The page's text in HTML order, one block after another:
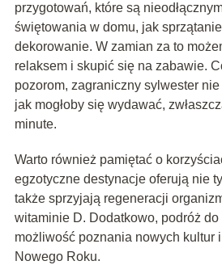
przygotowań, które są
świętowania w domu, jak
dekorowanie. W zamian za to
relaksem i skupić się na zabawie.
pozorom, zagraniczny sylwester
jak mogłoby się wydawać,
minute.
Warto również pamiętać o
egzotyczne destynacje oferują nie
także sprzyjają regeneracji
witaminie D. Dodatkowo, podróż do
możliwość poznania nowych kultur
Nowego Roku.